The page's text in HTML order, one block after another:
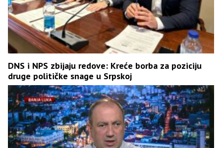
DNS i NPS zbijaju redove: Kreće borba za poziciju
druge političke snage u Srpskoj